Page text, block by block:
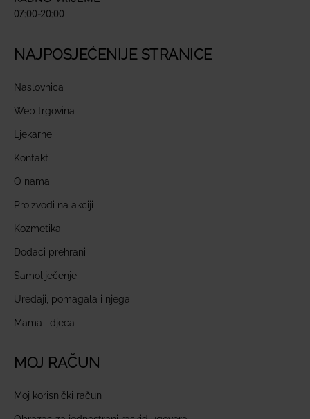
07:00-20:00
NAJPOSJEĆENIJE STRANICE
Naslovnica
Web trgovina
Ljekarne
Kontakt
O nama
Proizvodi na akciji
Kozmetika
Dodaci prehrani
Samoliječenje
Uređaji, pomagala i njega
Mama i djeca
MOJ RAČUN
Moj korisnički račun